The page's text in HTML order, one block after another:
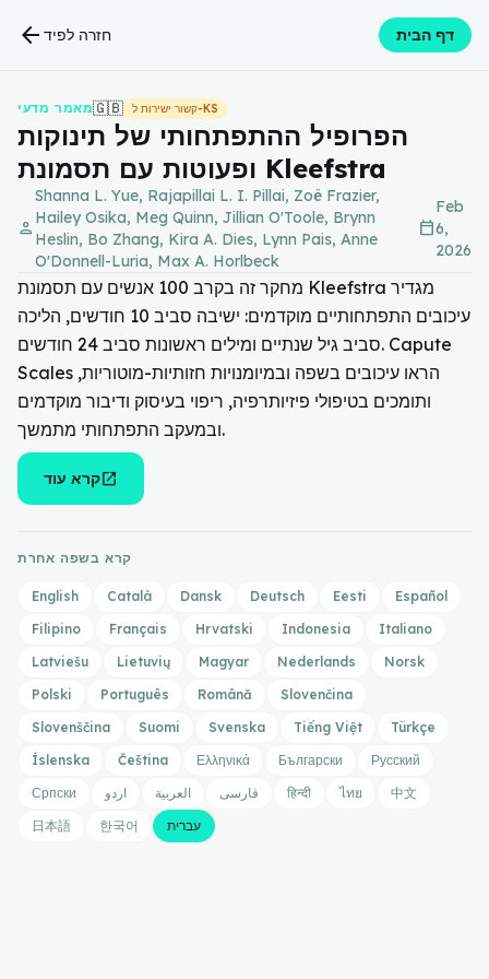
arrow_back חזרה לפיד דף הבית
מאמר מדעי🇬🇧 קשור ישירות ל-KS
הפרופיל ההתפתחותי של תינוקות
ופעוטות עם תסמונת Kleefstra
person
Shanna L. Yue, Rajapillai L. I. Pillai, Zoë Frazier,
Hailey Osika, Meg Quinn, Jillian O'Toole, Brynn
Heslin, Bo Zhang, Kira A. Dies, Lynn Pais, Anne
O'Donnell-Luria, Max A. Horlbeck
calendar_today
Feb
6,
2026
מחקר זה בקרב 100 אנשים עם תסמונת Kleefstra מגדיר
עיכובים התפתחותיים מוקדמים: ישיבה סביב 10 חודשים, הליכה
סביב גיל שנתיים ומילים ראשונות סביב 24 חודשים. Capute
Scales הראו עיכובים בשפה ובמיומנויות חזותיות-מוטוריות,
ותומכים בטיפולי פיזיותרפיה, ריפוי בעיסוק ודיבור מוקדמים
ובמעקב התפתחותי מתמשך.
קרא עודopen_in_new
קרא בשפה אחרת
English Català Dansk Deutsch Eesti
Español
Filipino
Français Hrvatski Indonesia
Italiano
Latviešu
Lietuvių Magyar Nederlands
Norsk
Polski
Português Română
Slovenčina
Slovenščina
Suomi Svenska Tiếng Việt
Türkçe
Íslenska
Čeština Ελληνικά Български
Русский
Српски
اردو العربية فارسی हिन्दी ไทย
中文
日本語
한국어 עברית